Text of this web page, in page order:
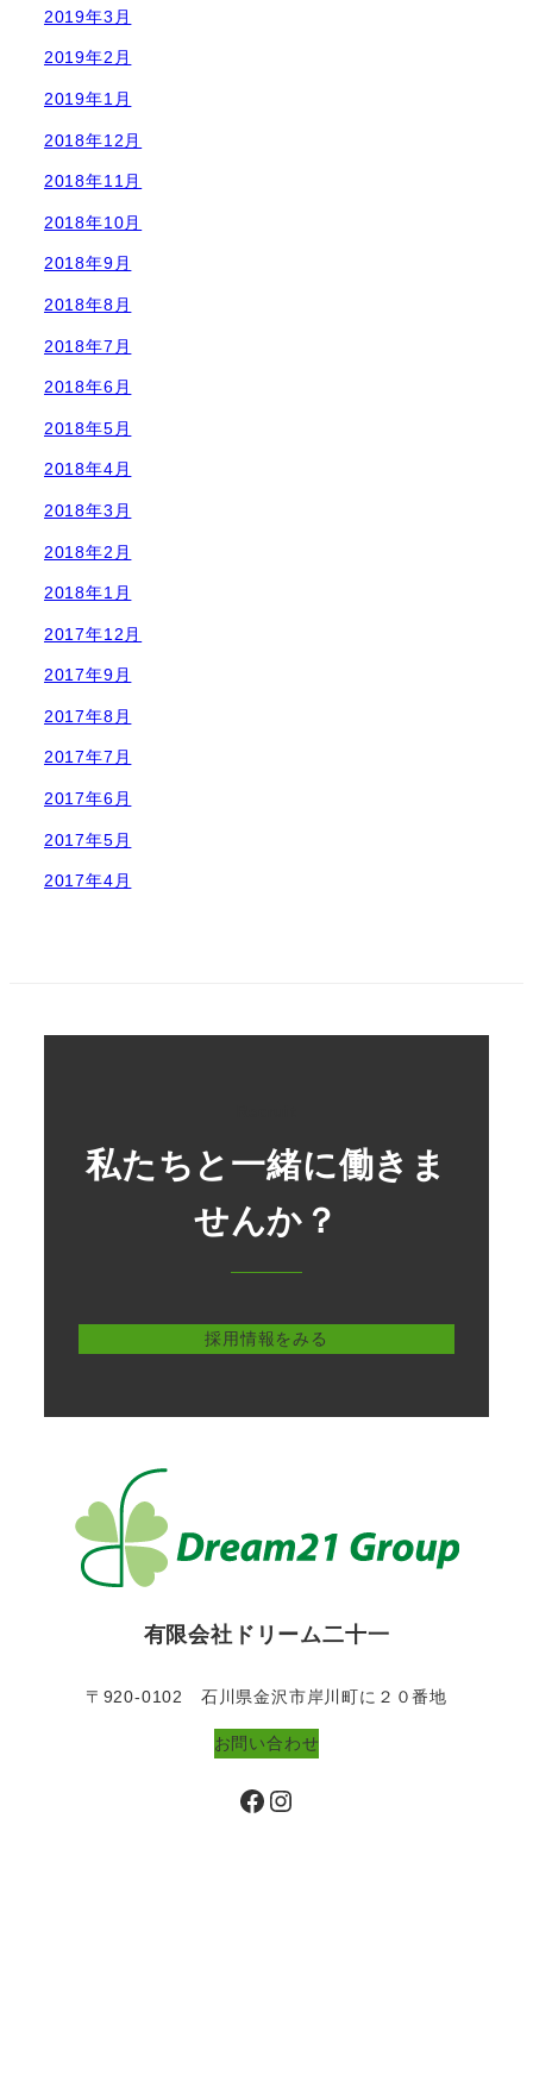
2019年3月
2019年2月
2019年1月
2018年12月
2018年11月
2018年10月
2018年9月
2018年8月
2018年7月
2018年6月
2018年5月
2018年4月
2018年3月
2018年2月
2018年1月
2017年12月
2017年9月
2017年8月
2017年7月
2017年6月
2017年5月
2017年4月
私たちと一緒に働きま
せんか？
採用情報をみる
有限会社ドリーム二十一
〒920-0102 石川県金沢市岸川町に２０番地
お問い合わせ
Facebook Instagram